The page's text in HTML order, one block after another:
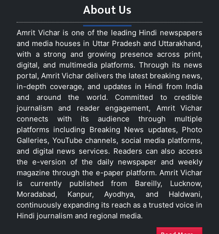
About Us
Amrit Vichar is one of the leading Hindi newspapers
and media houses in Uttar Pradesh and Uttarakhand,
with a strong and growing presence across print,
digital, and multimedia platforms. Through its news
portal, Amrit Vichar delivers the latest breaking news,
in-depth coverage, and updates in Hindi from India
and around the world. Committed to credible
journalism and reader engagement, Amrit Vichar
connects with its audience through multiple
platforms including Breaking News updates, Photo
Galleries, YouTube channels, social media platforms,
and digital news services. Readers can also access
the e-version of the daily newspaper and weekly
magazine through the e-paper platform. Amrit Vichar
is currently published from Bareilly, Lucknow,
Moradabad, Kanpur, Ayodhya, and Haldwani,
continuously expanding its reach as a trusted voice in
Hindi journalism and regional media.